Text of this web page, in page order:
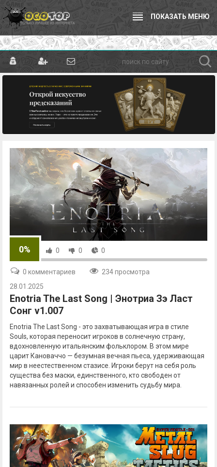
ПОКАЗАТЬ МЕНЮ
0% 0 0 0
0 комментариев
234 просмотра
28.01.2025
Enotria The Last Song | Энотриа Зэ Ласт
Сонг v1.007
Enotria The Last Song - это захватывающая игра в стиле
Souls, которая переносит игроков в солнечную страну,
вдохновленную итальянским фольклором. В этом мире
царит Кановаччо — безумная вечная пьеса, удерживающая
мир в неестественном стазисе. Игроки берут на себя роль
существа без маски, единственного, кто свободен от
навязанных ролей и способен изменить судьбу мира.